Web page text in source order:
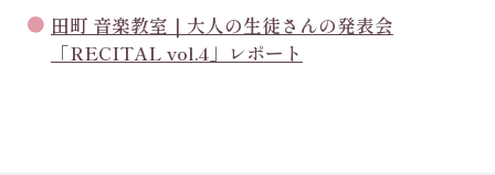
田町 音楽教室｜大人の生徒さんの発表会
「RECITAL vol.4」レポート